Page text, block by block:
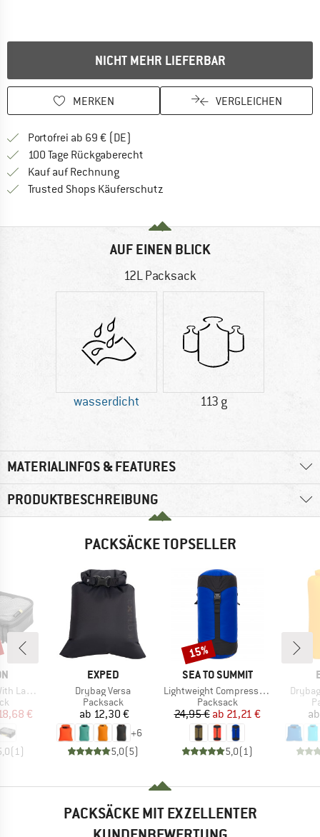
NICHT MEHR LIEFERBAR
MERKEN VERGLEICHEN
Portofrei ab 69 € (DE)
100 Tage Rückgaberecht
Kauf auf RechnungFinde die Zahlungs-Infos hier! Öffnet
Trusted Shops Käuferschutz
AUF EINEN BLICK
12L Packsack
wasserdicht 113 g
MATERIALINFOS & FEATURES
PRODUKTBESCHREIBUNG
PACKSÄCKE TOPSELLER
Net Top
Preis
€
(1 )
MARKE
EXPED
Artikel
Drybag Versa
Produktgruppe
Packsack
Preis
ab 12,30 €
+6
5,0(5)
MARKE
SEA TO SUMMIT
Artikel
Lightweight Compression Sack
Produktgruppe
Packsack
Preis
24,95 € reduzierter Preis
ab 21,21 €
5,0(1 )
Rabatt
15%
Artikel
ab
PACKSÄCKE MIT EXZELLENTER